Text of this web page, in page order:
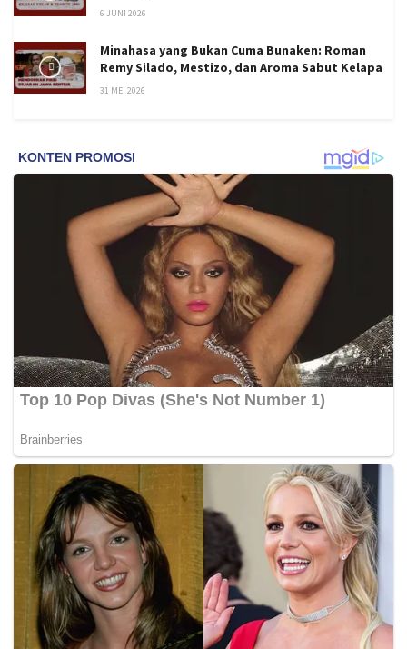
6 JUNI 2026
Minahasa yang Bukan Cuma Bunaken: Roman
Remy Silado, Mestizo, dan Aroma Sabut Kelapa
31 MEI 2026